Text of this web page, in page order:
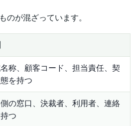
のが混ざっています。
称、顧客コード、担当責任、契
を持つ
の窓口、決裁者、利用者、連絡
つ